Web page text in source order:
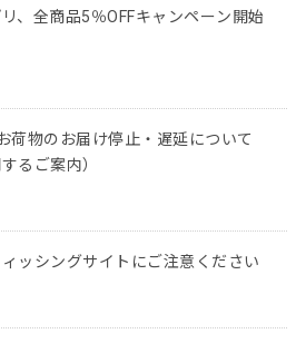
、全商品5％OFFキャンペーン開始
荷物のお届け停止・遅延について
るご案内）
ッシングサイトにご注意ください